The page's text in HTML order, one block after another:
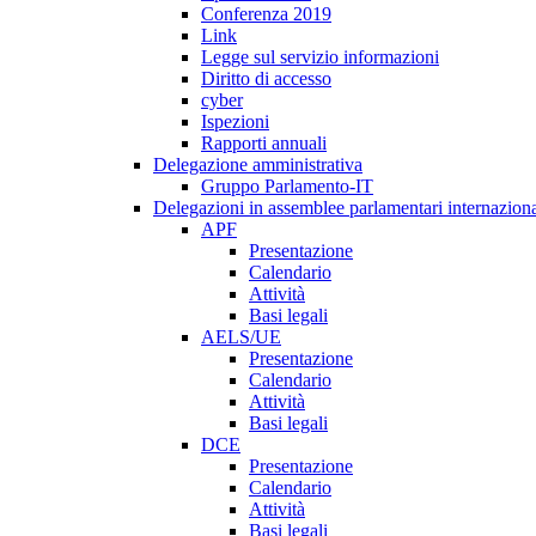
Conferenza 2019
Link
Legge sul servizio informazioni
Diritto di accesso
cyber
Ispezioni
Rapporti annuali
Delegazione amministrativa
Gruppo Parlamento-IT
Delegazioni in assemblee parlamentari
APF
Presentazione
Calendario
Attività
Basi legali
AELS/UE
Presentazione
Calendario
Attività
Basi legali
DCE
Presentazione
Calendario
Attività
Basi legali